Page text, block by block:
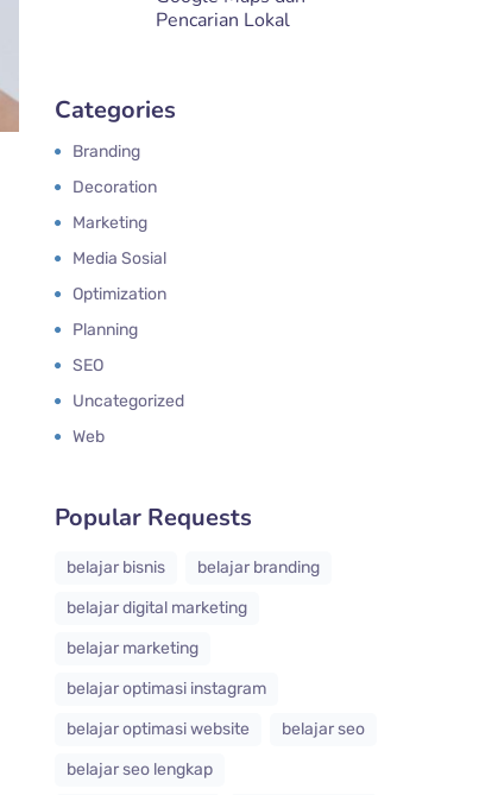
Pencarian Lokal
Categories
Branding
Decoration
Marketing
Media Sosial
Optimization
Planning
SEO
Uncategorized
Web
Popular Requests
belajar bisnis
belajar branding
belajar digital marketing
belajar marketing
belajar optimasi instagram
belajar optimasi website
belajar seo
belajar seo lengkap